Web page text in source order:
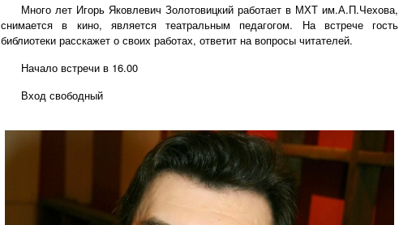
Много лет Игорь Яковлевич Золотовицкий работает в МХТ им.А.П.Чехова,
снимается в кино, является театральным педагогом. На встрече гость
библиотеки расскажет о своих работах, ответит на вопросы читателей.
Начало встречи в 16.00
Вход свободный